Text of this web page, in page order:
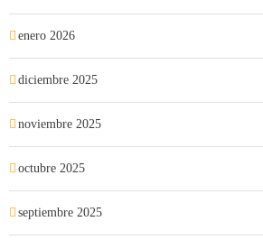
enero 2026
diciembre 2025
noviembre 2025
octubre 2025
septiembre 2025